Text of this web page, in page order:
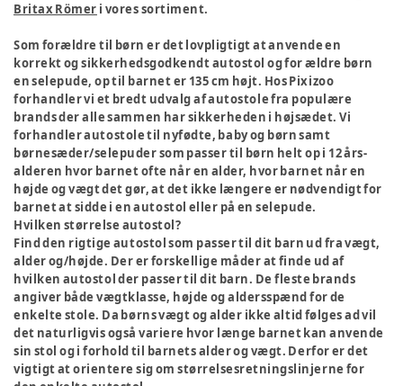
Britax Römer i vores sortiment.
Som forældre til børn er det lovpligtigt at anvende en
korrekt og sikkerhedsgodkendt autostol og for ældre børn
en selepude, op til barnet er 135 cm højt. Hos Pixizoo
forhandler vi et bredt udvalg af autostole fra populære
brands der alle sammen har sikkerheden i højsædet. Vi
forhandler autostole til nyfødte, baby og børn samt
børnesæder/selepuder som passer til børn helt op i 12 års-
alderen hvor barnet ofte når en alder, hvor barnet når en
højde og vægt det gør, at det ikke længere er nødvendigt for
barnet at sidde i en autostol eller på en selepude.
Hvilken størrelse autostol?
Find den rigtige autostol som passer til dit barn ud fra vægt,
alder og/højde. Der er forskellige måder at finde ud af
hvilken autostol der passer til dit barn. De fleste brands
angiver både vægtklasse, højde og aldersspænd for de
enkelte stole. Da børns vægt og alder ikke altid følges ad vil
det naturligvis også variere hvor længe barnet kan anvende
sin stol og i forhold til barnets alder og vægt. Derfor er det
vigtigt at orientere sig om størrelsesretningslinjerne for